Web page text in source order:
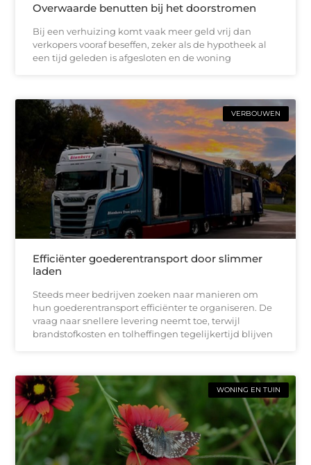
Overwaarde benutten bij het doorstromen
Bij een verhuizing komt vaak meer geld vrij dan
verkopers vooraf beseffen, zeker als de hypotheek al
een tijd geleden is afgesloten en de woning
VERBOUWEN
Efficiënter goederentransport door slimmer
laden
Steeds meer bedrijven zoeken naar manieren om
hun goederentransport efficiënter te organiseren. De
vraag naar snellere levering neemt toe, terwijl
brandstofkosten en tolheffingen tegelijkertijd blijven
WONING EN TUIN